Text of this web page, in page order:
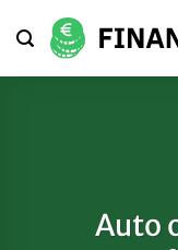
Inhalt
springen
Auto